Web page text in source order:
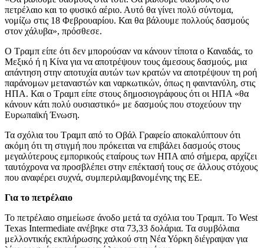
πετρέλαιο και το φυσικό αέριο. Αυτό θα γίνει πολύ σύντομα,
νομίζω στις 18 Φεβρουαρίου. Και θα βάλουμε πολλούς δασμούς
στον χάλυβα», πρόσθεσε.
Ο Τραμπ είπε ότι δεν μπορούσαν να κάνουν τίποτα ο Καναδάς, το
Μεξικό ή η Κίνα για να αποτρέψουν τους άμεσους δασμούς, μια
απάντηση στην αποτυχία αυτών των κρατών να αποτρέψουν τη ροή
παράνομων μεταναστών και ναρκωτικών, όπως η φαιντανύλη, στις
ΗΠΑ. Και ο Τραμπ είπε στους δημοσιογράφους ότι οι ΗΠΑ «θα
κάνουν κάτι πολύ ουσιαστικό» με δασμούς που στοχεύουν την
Ευρωπαϊκή Ένωση.
Τα σχόλια του Τραμπ από το Οβάλ Γραφείο αποκαλύπτουν ότι
ακόμη ότι τη στιγμή που πρόκειται να επιβάλει δασμούς στους
μεγαλύτερους εμπορικούς εταίρους των ΗΠΑ από σήμερα, αρχίζει
ταυτόχρονα να προσβλέπει στην επέκτασή τους σε άλλους στόχους
που αναφέρει συχνά, συμπεριλαμβανομένης της ΕΕ.
Για το πετρέλαιο
Το πετρέλαιο σημείωσε άνοδο μετά τα σχόλια του Τραμπ. Το West
Texas Intermediate ανέβηκε στα 73,33 δολάρια. Τα συμβόλαια
μελλοντικής εκπλήρωσης χαλκού στη Νέα Υόρκη διέγραψαν για